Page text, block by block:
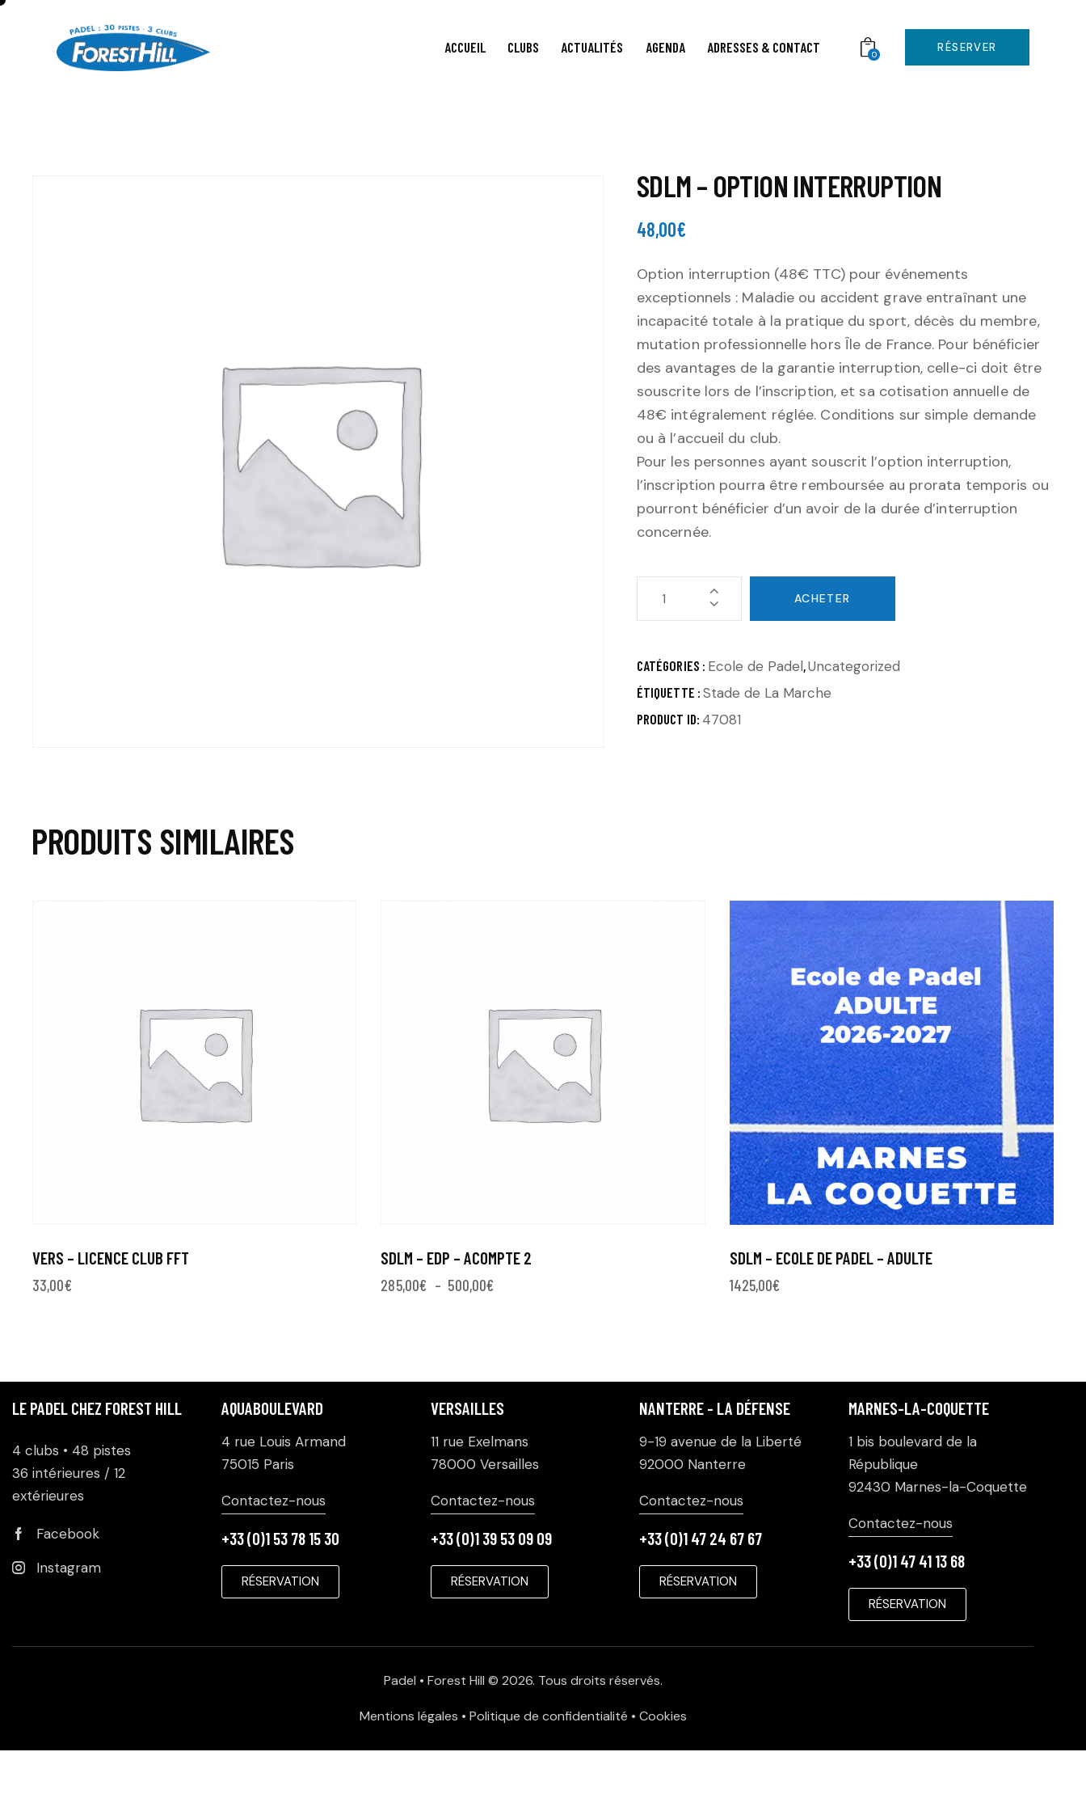
ACCUEIL CLUBS ACTUALITÉS AGENDA ADRESSES & CONTACT 0
RÉSERVER
SDLM – OPTION INTERRUPTION
48,00€
Option interruption (48€ TTC) pour événements
exceptionnels : Maladie ou accident grave entraînant une
incapacité totale à la pratique du sport, décès du membre,
mutation professionnelle hors Île de France. Pour bénéficier
des avantages de la garantie interruption, celle-ci doit être
souscrite lors de l’inscription, et sa cotisation annuelle de
48€ intégralement réglée. Conditions sur simple demande
ou à l’accueil du club.
Pour les personnes ayant souscrit l’option interruption,
l’inscription pourra être remboursée au prorata temporis ou
pourront bénéficier d’un avoir de la durée d’interruption
concernée.
ACHETER
CATÉGORIES : Ecole de Padel ,Uncategorized
ÉTIQUETTE :Stade de La Marche
PRODUCT ID: 47081
PRODUITS SIMILAIRES
VERS – LICENCE CLUB FFT
33,00€
SDLM – EDP – ACOMPTE 2
285,00€ – 500,00€
SDLM – ECOLE DE PADEL – ADULTE
1425,00€
LE PADEL CHEZ FOREST HILL
4 clubs • 48 pistes
36 intérieures / 12
extérieures
Facebook
Instagram
AQUABOULEVARD
4 rue Louis Armand
75015 Paris
Contactez-nous
+33 (0)1 53 78 15 30
RÉSERVATION
VERSAILLES
11 rue Exelmans
78000 Versailles
Contactez-nous
+33 (0)1 39 53 09 09
RÉSERVATION
NANTERRE - LA DÉFENSE
9-19 avenue de la Liberté
92000 Nanterre
Contactez-nous
+33 (0)1 47 24 67 67
RÉSERVATION
MARNES-LA-COQUETTE
1 bis boulevard de la
République
92430 Marnes-la-Coquette
Contactez-nous
+33 (0)1 47 41 13 68
RÉSERVATION
Padel • Forest Hill © 2026. Tous droits réservés.
Mentions légales • Politique de confidentialité • Cookies